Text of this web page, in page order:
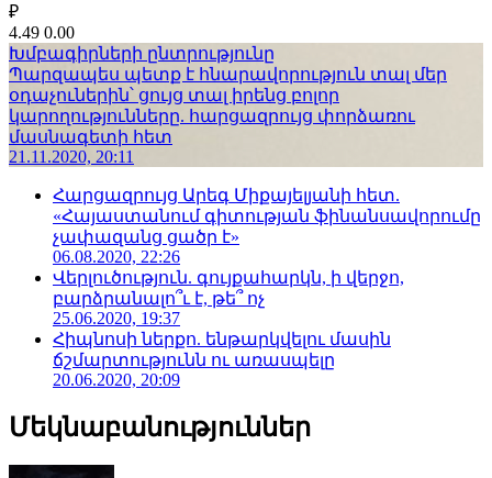
₽
4.49 0.00
Խմբագիրների ընտրությունը
Պարզապես պետք է հնարավորություն տալ մեր
օդաչուներին՝ ցույց տալ իրենց բոլոր
կարողությունները. հարցազրույց փորձառու
մասնագետի հետ
21.11.2020, 20:11
Հարցազրույց Արեգ Միքայելյանի հետ.
«Հայաստանում գիտության ֆինանսավորումը
չափազանց ցածր է»
06.08.2020, 22:26
Վերլուծություն. գույքահարկն, ի վերջո,
բարձրանալո՞ւ է, թե՞ ոչ
25.06.2020, 19:37
Հիպնոսի ներքո. ենթարկվելու մասին
ճշմարտությունն ու առասպելը
20.06.2020, 20:09
Մեկնաբանություններ